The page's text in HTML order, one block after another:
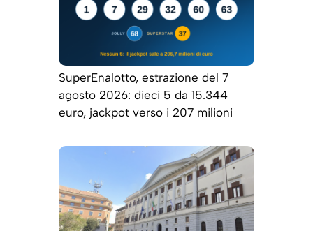
SuperEnalotto, estrazione del 7
agosto 2026: dieci 5 da 15.344
euro, jackpot verso i 207 milioni